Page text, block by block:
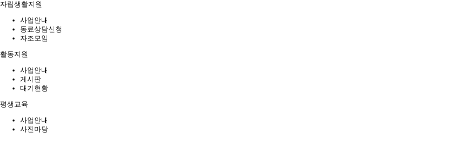
자립생활지원
사업안내
동료상담신청
자조모임
활동지원
사업안내
게시판
대기현황
평생교육
사업안내
사진마당